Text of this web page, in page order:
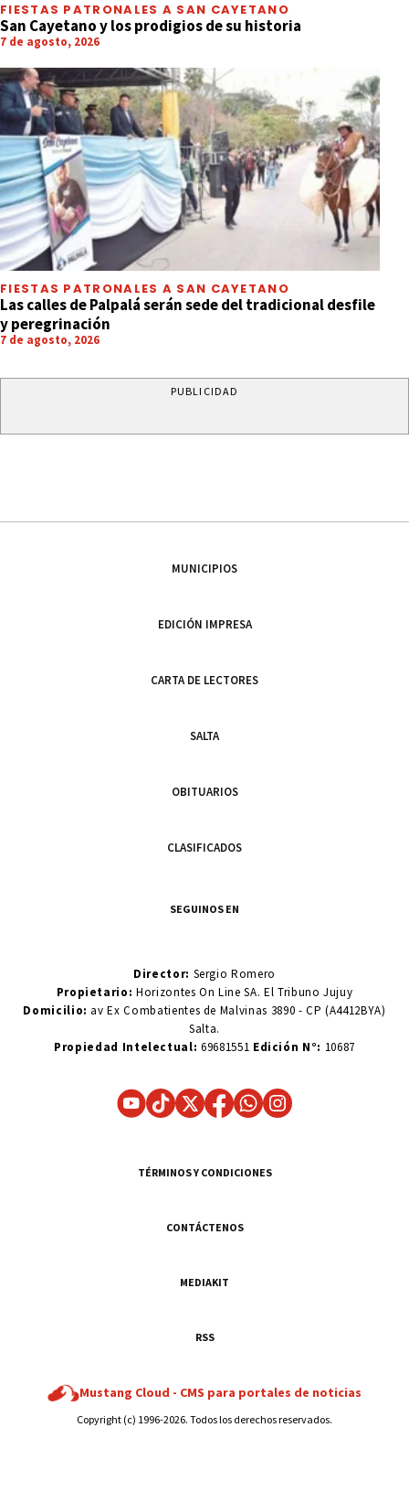
FIESTAS PATRONALES A SAN CAYETANO
San Cayetano y los prodigios de su historia
7 de agosto, 2026
FIESTAS PATRONALES A SAN CAYETANO
Las calles de Palpalá serán sede del tradicional desfile
y peregrinación
7 de agosto, 2026
PUBLICIDAD
MUNICIPIOS
EDICIÓN IMPRESA
CARTA DE LECTORES
SALTA
OBITUARIOS
CLASIFICADOS
SEGUINOS EN
Director: Sergio Romero
Propietario:Horizontes On Line SA. El Tribuno Jujuy
Domicilio: av Ex Combatientes de Malvinas 3890 - CP (A4412BYA)
Salta.
Propiedad Intelectual: 69681551 Edición N°: 10687
TÉRMINOS Y CONDICIONES
CONTÁCTENOS
MEDIAKIT
RSS
Mustang Cloud - CMS para portales de noticias
Copyright (c) 1996-2026. Todos los derechos reservados.